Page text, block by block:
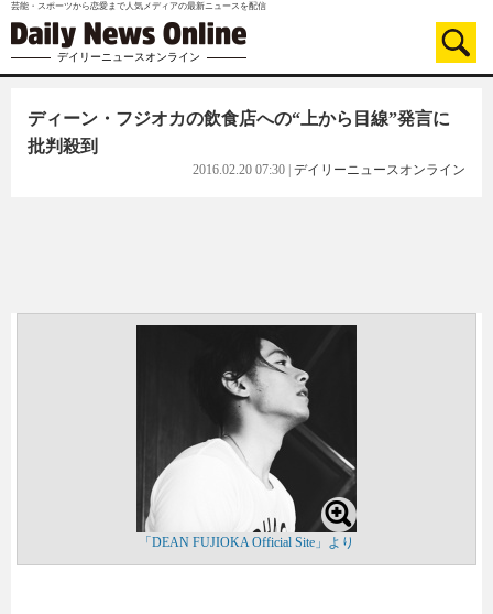
芸能・スポーツから恋愛まで人気メディアの最新ニュースを配信
デイリーニュースオンライン
ディーン・フジオカの飲食店への“上から目線”発言に
批判殺到
2016.02.20 07:30 デイリーニュースオンライン
「DEAN FUJIOKA Official Site」より